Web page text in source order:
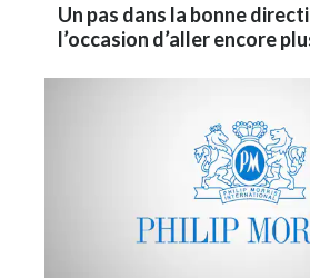
Un pas dans la bonne
l’occasion d’aller encore